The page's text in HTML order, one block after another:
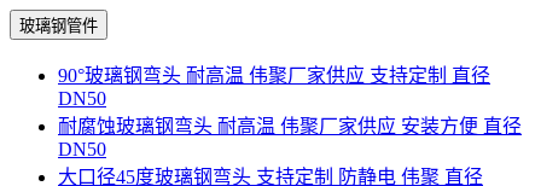
玻璃钢管件
90°玻璃钢弯头 耐高温 伟聚厂家供应 支持定制 直径
DN50
耐腐蚀玻璃钢弯头 耐高温 伟聚厂家供应 安装方便 直径
DN50
大口径45度玻璃钢弯头 支持定制 防静电 伟聚 直径